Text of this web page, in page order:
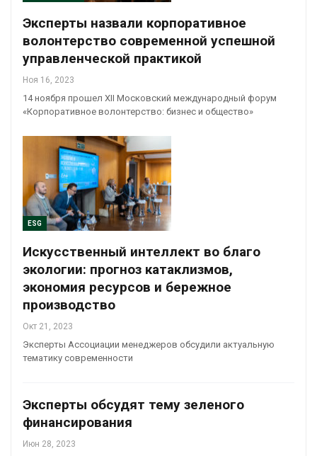
Эксперты назвали корпоративное
волонтерство современной успешной
управленческой практикой
Ноя 16, 2023
14 ноября прошел XII Московский международный форум
«Корпоративное волонтерство: бизнес и общество»
ESG
Искусственный интеллект во благо
экологии: прогноз катаклизмов,
экономия ресурсов и бережное
производство
Окт 21, 2023
Эксперты Ассоциации менеджеров обсудили актуальную
тематику современности
Эксперты обсудят тему зеленого
финансирования
Июн 28, 2023